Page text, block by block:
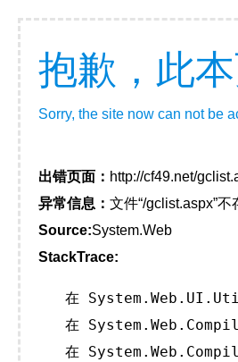
抱歉，此
Sorry, the site now can not be
出错页面： http://cf49.net/
异常信息： 文件“/gclist.aspx”不
Source:System.Web
StackTrace:
在
在
在